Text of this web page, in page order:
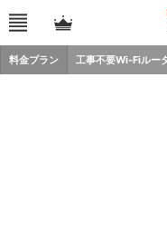
料金プラン 工事不要Wi-Fiルー